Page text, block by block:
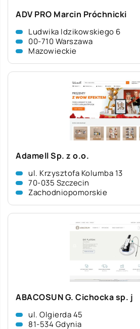
ADV PRO Marcin Próchnicki
Ludwika Idzikowskiego 6
00-710 Warszawa
Mazowieckie
Adamell Sp. z o.o.
ul. Krzysztofa Kolumba 13
70-035 Szczecin
Zachodniopomorskie
ABACOSUN G. Cichocka sp. j
ul. Olgierda 45
81-534 Gdynia